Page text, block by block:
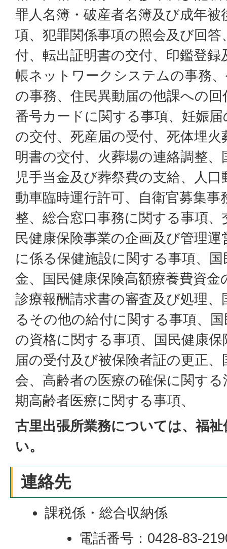
罪人名簿・破産者名簿及び成年
項、犯罪関係事項の照会及び回
付、転出証明書の交付、印鑑登
帳ネットワークシステムの事務
の事務、住民異動届の他課への
番号カードに関する事項、妊娠
の交付、死産届の受付、死体埋
明書の交付、火葬場の連絡調整
児手当金及び葬祭費の支給、人
動車臨時運行許可、自衛官募集事
整、総合窓口事務に関する事項
民健康保険事業の企画及び管理
に係る保健施設に関する事項、
金、国民健康保険高額療養費資金
診療報酬請求書の審査及び処理
るその他の給付に関する事項、
の資格に関する事項、国民健康
届の受付及び被保険者証の更正
会、高齢者の医療の確保に関す
期高齢者医療に関する事項、
古里出張所業務については、福
い。
連絡先
課税係・総合収納係
電話番号：0428-83-